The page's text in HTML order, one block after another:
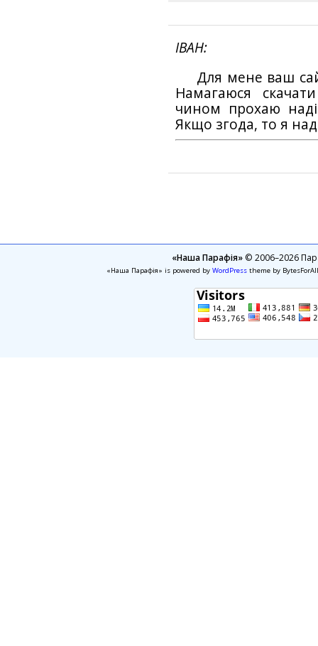
ІВАН
Для мене ваш
Намагаюся
чином прохаю
Якщо згода, то я
«Наша Парафія»© 2006–2026
«Наша Парафія» is powered by WordPresstheme by